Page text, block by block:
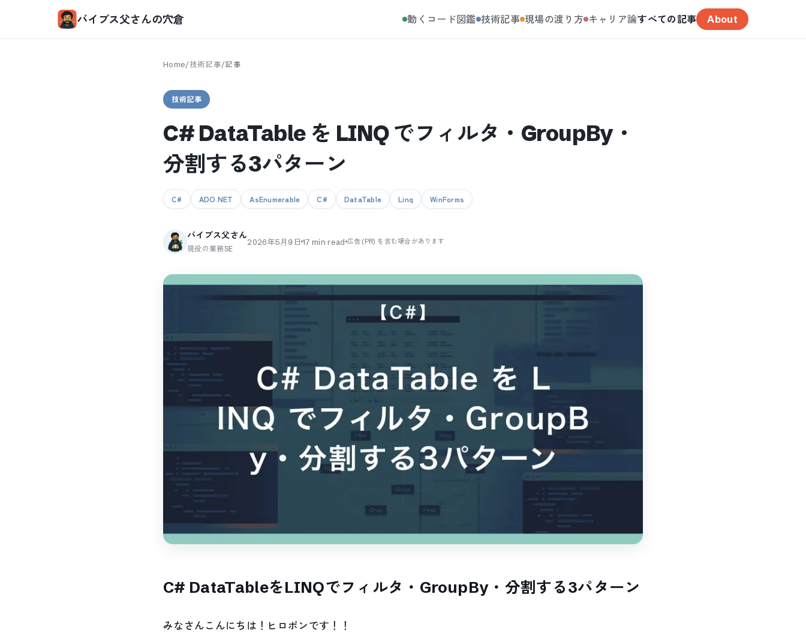
バイブス父さんの穴倉 動くコード図鑑 技術記事 現場の渡り方 キャリア論すべての記事 About
Home/技術記事/記事
技術記事
C# DataTable を LINQ でフィルタ・GroupBy・
分割する3パターン
C# ADO.NET AsEnumerable C# DataTable Linq WinForms
バイブス父さん
現役の業務SE
2026年5月9日17 min read 広告 (PR) を含む場合があります
C# DataTableをLINQでフィルタ・GroupBy・分割する3パターン
みなさんこんにちは！ヒロポンです！！